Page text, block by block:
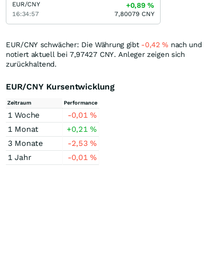
EUR/CNY schwächer: Die Währung gibt -0,42% nach und
notiert aktuell bei 7,97427 CNY. Anleger zeigen sich
zurückhaltend.
EUR/CNY Kursentwicklung
Zeitraum Performance
1 Woche -0,01%
1 Monat
+0,21%
3 Monate
-2,53%
1 Jahr
-0,01%
EUR/CNY
16:34:57
+0,89%
7,80079 CNY